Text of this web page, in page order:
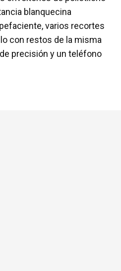
blanquecina
varios recortes
con restos de la misma
precisión y un teléfono